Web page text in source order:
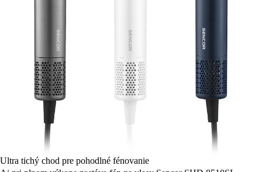
Ultra tichý chod pre pohodlné fénovanie